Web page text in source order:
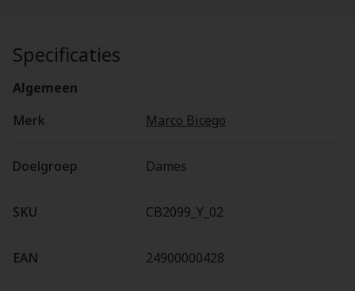
Specificaties
Algemeen
Merk
Marco Bicego
Doelgroep Dames
SKU CB2099_Y_02
EAN 24900000428